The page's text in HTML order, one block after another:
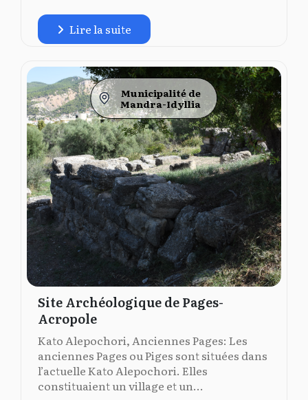
Lire la suite
Municipalité de
Mandra-Idyllia
Site Archéologique de Pages-
Acropole
Kato Alepochori, Anciennes Pages: Les
anciennes Pages ou Piges sont situées dans
l’actuelle Kato Alepochori. Elles
constituaient un village et un...